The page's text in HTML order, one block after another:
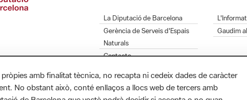
La Diputació de Barcelona
Gerència de Serveis d'Espais
Naturals
Contacte
Gaudim
amb finalitat tècnica, no recapta ni cedeix dades de caràcter
No obstant això, conté enllaços a llocs web de tercers amb